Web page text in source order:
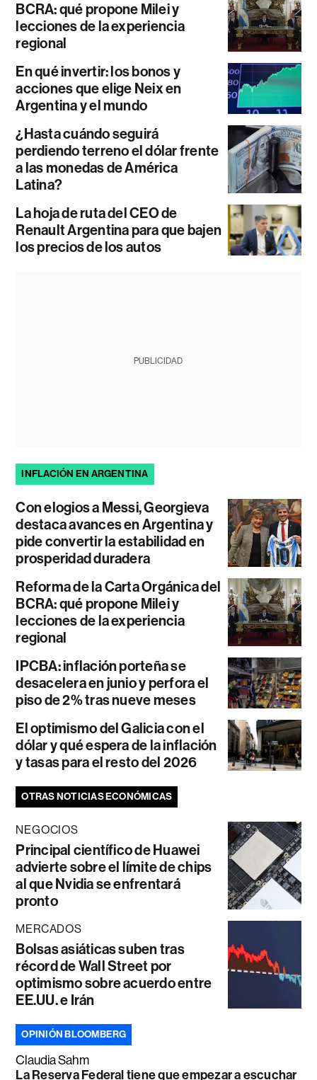
BCRA: qué propone Milei y
lecciones de la experiencia
regional
En qué invertir: los bonos y
acciones que elige Neix en
Argentina y el mundo
¿Hasta cuándo seguirá
perdiendo terreno el dólar frente
a las monedas de América
Latina?
La hoja de ruta del CEO de
Renault Argentina para que bajen
los precios de los autos
PUBLICIDAD
INFLACIÓN EN ARGENTINA
Con elogios a Messi, Georgieva
destaca avances en Argentina y
pide convertir la estabilidad en
prosperidad duradera
Reforma de la Carta Orgánica del
BCRA: qué propone Milei y
lecciones de la experiencia
regional
IPCBA: inflación porteña se
desacelera en junio y perfora el
piso de 2% tras nueve meses
El optimismo del Galicia con el
dólar y qué espera de la inflación
y tasas para el resto del 2026
OTRAS NOTICIAS ECONÓMICAS
NEGOCIOS
Principal científico de Huawei
advierte sobre el límite de chips
al que Nvidia se enfrentará
pronto
MERCADOS
Bolsas asiáticas suben tras
récord de Wall Street por
optimismo sobre acuerdo entre
EE.UU. e Irán
OPINIÓN BLOOMBERG
Claudia Sahm
La Reserva Federal tiene que empezar a escuchar